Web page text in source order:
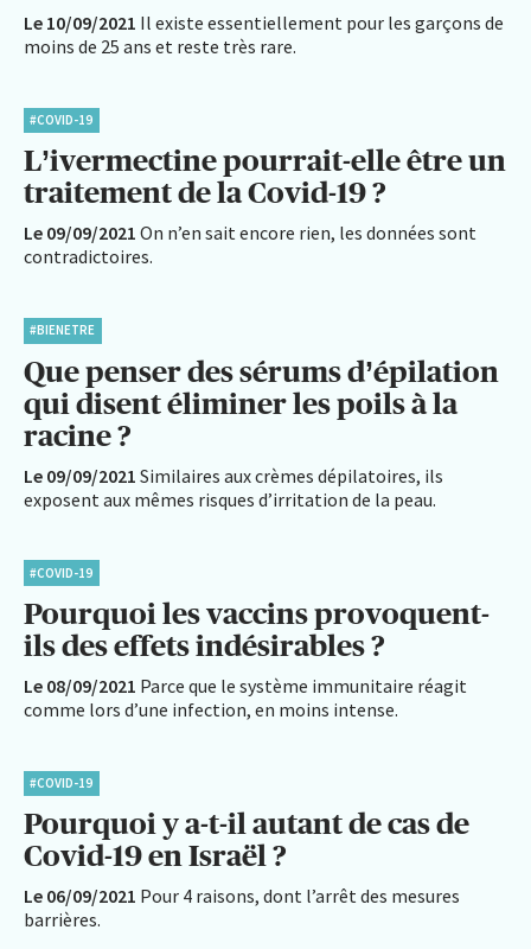
Le 10/09/2021 Il existe essentiellement pour les garçons de
moins de 25 ans et reste très rare.
#COVID-19
L’ivermectine pourrait-elle être un
traitement de la Covid-19 ?
Le 09/09/2021 On n’en sait encore rien, les données sont
contradictoires.
#BIENETRE
Que penser des sérums d’épilation
qui disent éliminer les poils à la
racine ?
Le 09/09/2021 Similaires aux crèmes dépilatoires, ils
exposent aux mêmes risques d’irritation de la peau.
#COVID-19
Pourquoi les vaccins provoquent-
ils des effets indésirables ?
Le 08/09/2021 Parce que le système immunitaire réagit
comme lors d’une infection, en moins intense.
#COVID-19
Pourquoi y a-t-il autant de cas de
Covid-19 en Israël ?
Le 06/09/2021 Pour 4 raisons, dont l’arrêt des mesures
barrières.